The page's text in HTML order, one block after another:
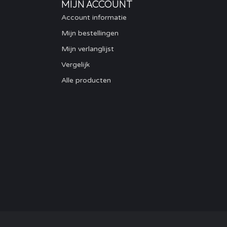
MIJN ACCOUNT
Account informatie
Mijn bestellingen
Mijn verlanglijst
Vergelijk
Alle producten